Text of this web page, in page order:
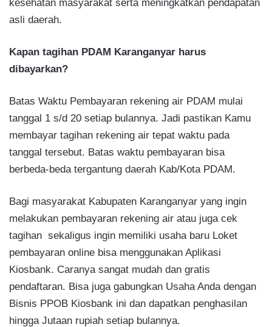
kesehatan masyarakat serta meningkatkan pendapatan
asli daerah.
Kapan tagihan PDAM Karanganyar harus
dibayarkan?
Batas Waktu Pembayaran rekening air PDAM mulai
tanggal 1 s/d 20 setiap bulannya. Jadi pastikan Kamu
membayar tagihan rekening air tepat waktu pada
tanggal tersebut. Batas waktu pembayaran bisa
berbeda-beda tergantung daerah Kab/Kota PDAM.
Bagi masyarakat Kabupaten Karanganyar yang ingin
melakukan pembayaran rekening air atau juga cek
tagihan sekaligus ingin memiliki usaha baru Loket
pembayaran online bisa menggunakan Aplikasi
Kiosbank. Caranya sangat mudah dan gratis
pendaftaran. Bisa juga gabungkan Usaha Anda dengan
Bisnis PPOB Kiosbank ini dan dapatkan penghasilan
hingga Jutaan rupiah setiap bulannya.